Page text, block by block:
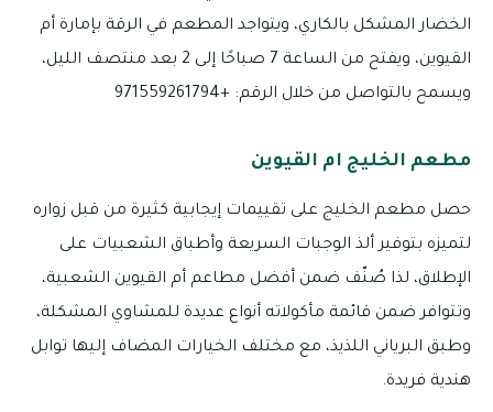
الخضار المشكل بالكاري، ويتواجد المطعم في الرقة بإمارة أم
القيوين، ويفتح من الساعة 7 صباحًا إلى 2 بعد منتصف الليل،
ويسمح بالتواصل من خلال الرقم: +971559261794
مطعم الخليج ام القيوين
حصل مطعم الخليج على تقييمات إيجابية كثيرة من قبل زواره
لتميزه بتوفير ألذ الوجبات السريعة وأطباق الشعبيات على
الإطلاق، لذا صُنّف ضمن أفضل مطاعم أم القيوين الشعبية،
وتتوافر ضمن قائمة مأكولاته أنواع عديدة للمشاوي المشكلة،
وطبق البرياني اللذيذ، مع مختلف الخيارات المضاف إليها توابل
هندية فريدة.